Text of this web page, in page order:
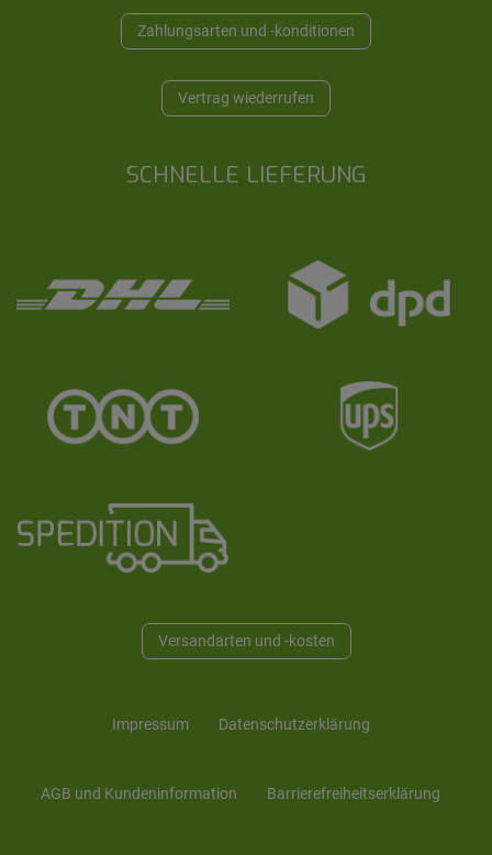
Zahlungsarten und -konditionen
Vertrag wiederrufen
SCHNELLE LIEFERUNG
Versandarten und -kosten
Impressum Daten­schutz­erklärung
AGB und Kunden­information Barrierefreiheitserklärung